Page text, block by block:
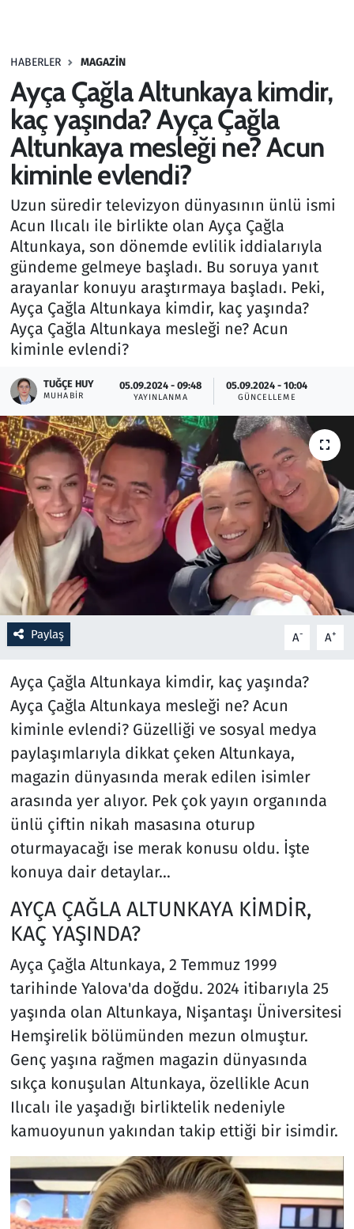
HABERLER MAGAZIN
Ayça Çağla Altunkaya kimdir,
kaç yaşında? Ayça Çağla
Altunkaya mesleği ne? Acun
kiminle evlendi?
Uzun süredir televizyon dünyasının ünlü ismi
Acun Ilıcalı ile birlikte olan Ayça Çağla
Altunkaya, son dönemde evlilik iddialarıyla
gündeme gelmeye başladı. Bu soruya yanıt
arayanlar konuyu araştırmaya başladı. Peki,
Ayça Çağla Altunkaya kimdir, kaç yaşında?
Ayça Çağla Altunkaya mesleği ne? Acun
kiminle evlendi?
TUĞÇE HUY
MUHABIR
05.09.2024 - 09:48
YAYINLANMA
05.09.2024 - 10:04
GÜNCELLEME
Paylaş A- A+
Ayça Çağla Altunkaya kimdir, kaç yaşında?
Ayça Çağla Altunkaya mesleği ne? Acun
kiminle evlendi? Güzelliği ve sosyal medya
paylaşımlarıyla dikkat çeken Altunkaya,
magazin dünyasında merak edilen isimler
arasında yer alıyor. Pek çok yayın organında
ünlü çiftin nikah masasına oturup
oturmayacağı ise merak konusu oldu. İşte
konuya dair detaylar…
AYÇA ÇAĞLA ALTUNKAYA KİMDİR,
KAÇ YAŞINDA?
Ayça Çağla Altunkaya, 2 Temmuz 1999
tarihinde Yalova'da doğdu. 2024 itibarıyla 25
yaşında olan Altunkaya, Nişantaşı Üniversitesi
Hemşirelik bölümünden mezun olmuştur.
Genç yaşına rağmen magazin dünyasında
sıkça konuşulan Altunkaya, özellikle Acun
Ilıcalı ile yaşadığı birliktelik nedeniyle
kamuoyunun yakından takip ettiği bir isimdir.
Haber
Kültür Sanat
Kurumsal Haberler
Lezzet Durağı
Memur ve Kamu
Otomobil
Oyun
Ramazan
Resmi İlanlar
Rüya Tabirleri
Sağlık
Savunma Sanayi
Seçim 2023
Spor
Teknoloji ve Bilim
Televizyon